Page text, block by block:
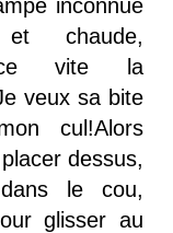
inconnue
chaude,
vite la
veux sa bite
cul!Alors
dessus,
le cou,
glisser au